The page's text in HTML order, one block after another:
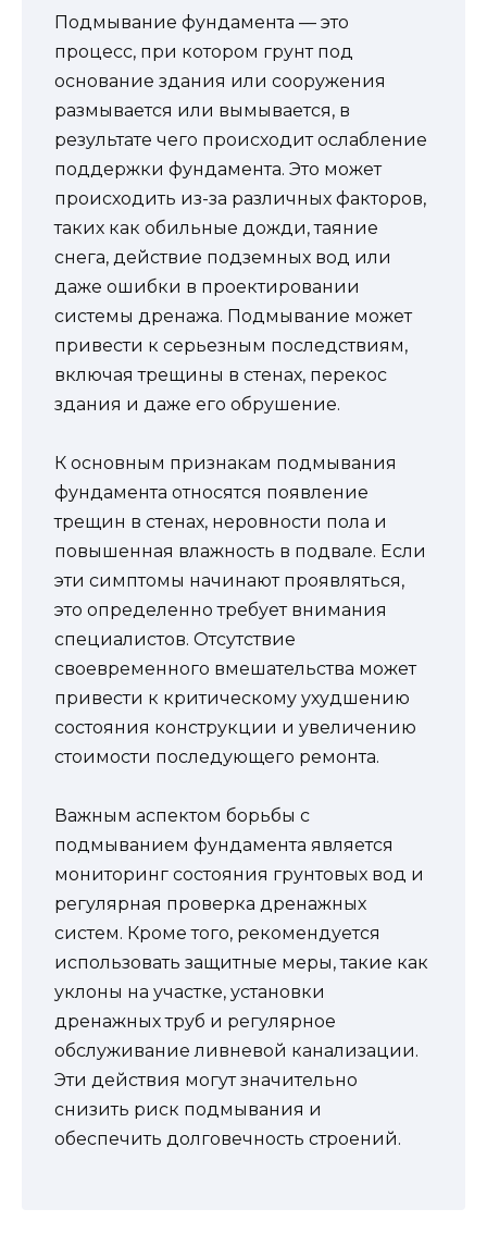
Подмывание фундамента — это
процесс, при котором грунт под
основание здания или сооружения
размывается или вымывается, в
результате чего происходит ослабление
поддержки фундамента. Это может
происходить из-за различных факторов,
таких как обильные дожди, таяние
снега, действие подземных вод или
даже ошибки в проектировании
системы дренажа. Подмывание может
привести к серьезным последствиям,
включая трещины в стенах, перекос
здания и даже его обрушение.
К основным признакам подмывания
фундамента относятся появление
трещин в стенах, неровности пола и
повышенная влажность в подвале. Если
эти симптомы начинают проявляться,
это определенно требует внимания
специалистов. Отсутствие
своевременного вмешательства может
привести к критическому ухудшению
состояния конструкции и увеличению
стоимости последующего ремонта.
Важным аспектом борьбы с
подмыванием фундамента является
мониторинг состояния грунтовых вод и
регулярная проверка дренажных
систем. Кроме того, рекомендуется
использовать защитные меры, такие как
уклоны на участке, установки
дренажных труб и регулярное
обслуживание ливневой канализации.
Эти действия могут значительно
снизить риск подмывания и
обеспечить долговечность строений.